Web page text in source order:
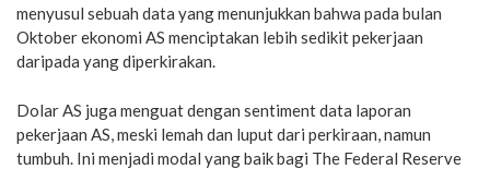
menyusul sebuah data yang menunjukkan bahwa pada bulan
Oktober ekonomi AS menciptakan lebih sedikit pekerjaan
daripada yang diperkirakan.
Dolar AS juga menguat dengan sentiment data laporan
pekerjaan AS, meski lemah dan luput dari perkiraan, namun
tumbuh. Ini menjadi modal yang baik bagi The Federal Reserve